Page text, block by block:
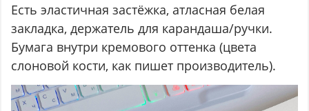
Есть эластичная застёжка, атласная белая
закладка, держатель для карандаша/ручки.
Бумага внутри кремового оттенка (цвета
слоновой кости, как пишет производитель).